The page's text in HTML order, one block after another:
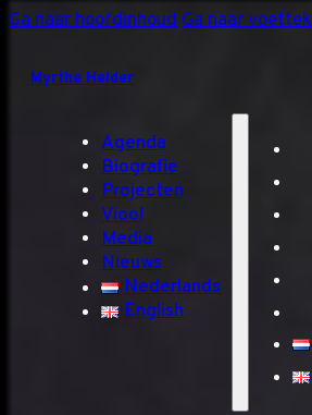
Ga naar hoofdinhoudGa naar
Myrthe Helder
Agenda
Biografie
Projecten
Viool
Media
Nieuws
Nederlands
English